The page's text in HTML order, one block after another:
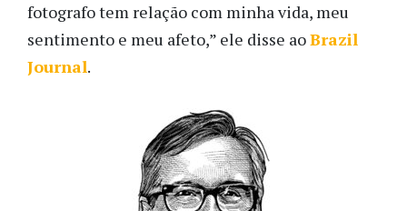
fotografo tem relação com minha vida, meu
sentimento e meu afeto,” ele disse aoBrazil
Journal.